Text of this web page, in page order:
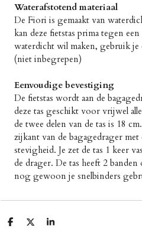
Waterafstotend materiaal
De Fiori is gemaakt van
kan deze fietstas prima tegen
waterdicht wil maken, gebruik
(niet inbegrepen)
Eenvoudige bevestiging
De fietstas wordt aan de
deze tas geschikt voor vrijwel
de twee delen van de tas is 18
zijkant van de bagagedrager
stevigheid. Je zet de tas 1 keer
de drager. De tas heeft 2
nog gewoon je snelbinders
D
D
S